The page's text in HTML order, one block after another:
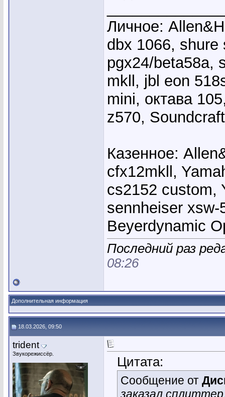
Личное:
dbx 1066,
pgx24/beta58a,
mkll, jbl eon
mini, октава
z570,
Казенное:
cfx12mkll,
cs2152 custom,
sennheiser
Beyerdynamic
Последний раз
08:26
Дополнительная информация
18.03.2026, 09:50
trident
Звукорежиссёр.
Цитата:
Сообщение от
заказал